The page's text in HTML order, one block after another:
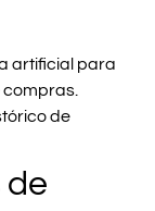
artificial para
de
de